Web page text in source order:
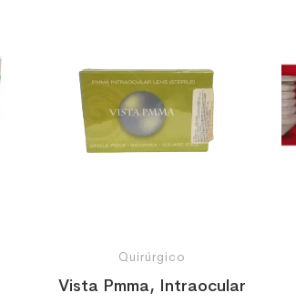
Quirúrgico
Vista Pmma, Intraocular